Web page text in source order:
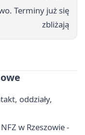
Terminy już się
zbliżają
oddziały,
w Rzeszowie -